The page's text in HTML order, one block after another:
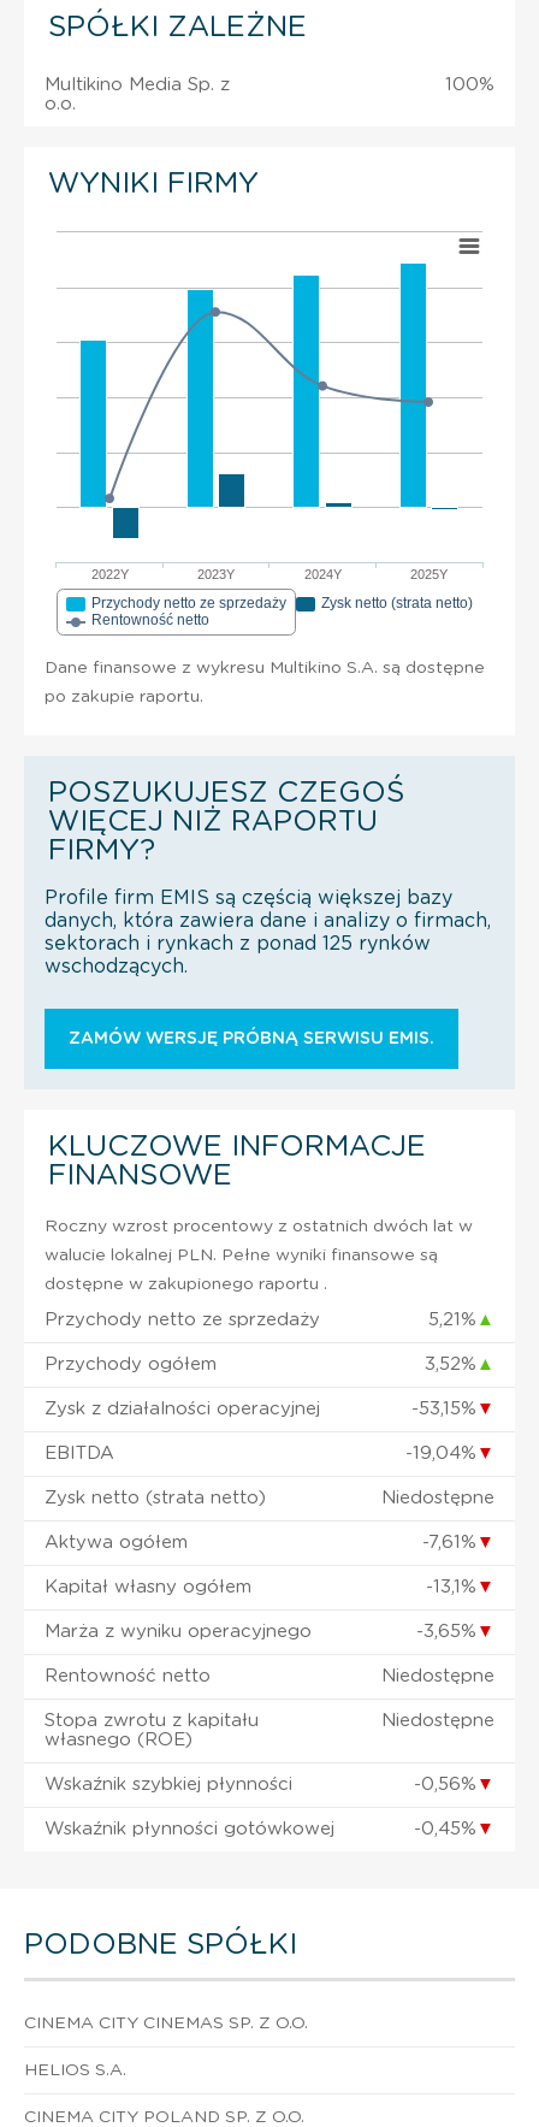
SPÓŁKI ZALEŻNE
Multikino Media Sp. z
o.o.
100%
WYNIKI FIRMY
2022Y 2023Y 2024Y 2025Y
Przychody netto ze sprzedaży
Zysk netto (strata netto)
Rentowność netto
Dane finansowe z wykresu Multikino S.A. są dostępne
po zakupie raportu.
POSZUKUJESZ CZEGOŚ
WIĘCEJ NIŻ RAPORTU
FIRMY?
Profile firm EMIS są częścią większej bazy
danych, która zawiera dane i analizy o firmach,
sektorach i rynkach z ponad 125 rynków
wschodzących.
ZAMÓW WERSJĘ PRÓBNĄ SERWISU EMIS.
KLUCZOWE INFORMACJE
FINANSOWE
Roczny wzrost procentowy z ostatnich dwóch lat w
walucie lokalnej PLN. Pełne wyniki finansowe są
dostępne w zakupionego raportu .
Przychody netto ze sprzedaży 5,21% ▲
Przychody ogółem 3,52% ▲
Zysk z działalności operacyjnej -53,15% ▼
EBITDA -19,04% ▼
Zysk netto (strata netto) Niedostępne
Aktywa ogółem -7,61% ▼
Kapitał własny ogółem -13,1% ▼
Marża z wyniku operacyjnego -3,65% ▼
Rentowność netto Niedostępne
Stopa zwrotu z kapitału
własnego (ROE)
Niedostępne
Wskaźnik szybkiej płynności -0,56% ▼
Wskaźnik płynności gotówkowej -0,45% ▼
PODOBNE SPÓŁKI
CINEMA CITY CINEMAS SP. Z O.O.
HELIOS S.A.
CINEMA CITY POLAND SP. Z O.O.